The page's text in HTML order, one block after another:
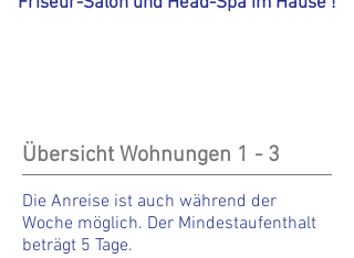
Übersicht Wohnungen 1 - 3
Die Anreise ist auch während der
Woche möglich. Der Mindestaufenthalt
beträgt 5 Tage.